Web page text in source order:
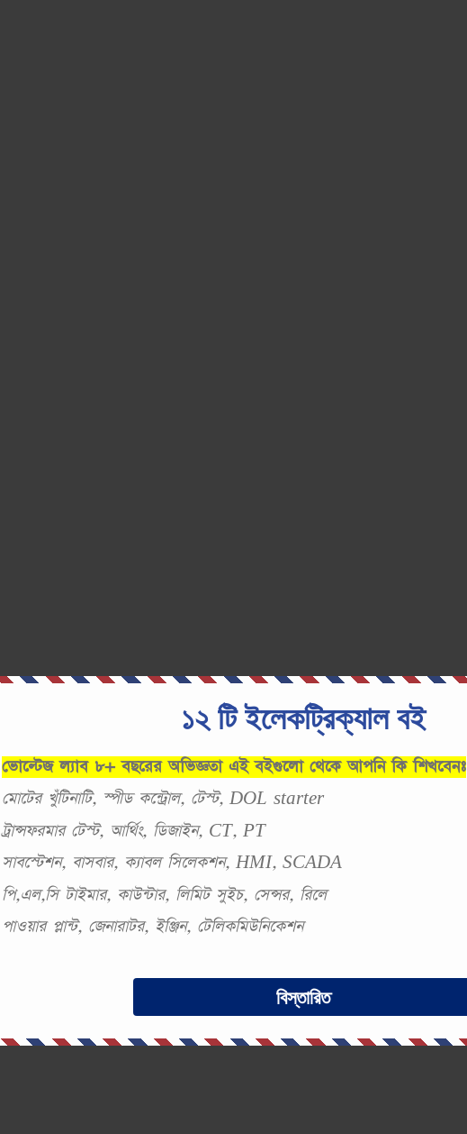
১২ টি ইলেকট্রিক্যাল বই
ভোল্টেজ ল্যাব ৮+ বছরের অভিজ্ঞতা এই বইগুলো থেকে আপনি কি শিখবেনঃ
মোটের খুঁটিনাটি, স্পীড কন্ট্রোল, টেস্ট, DOL starter
ট্রান্সফরমার টেস্ট, আর্থিং, ডিজাইন, CT, PT
সাবস্টেশন, বাসবার, ক্যাবল সিলেকশন, HMI, SCADA
পি,এল,সি টাইমার, কাউন্টার, লিমিট সুইচ, সেন্সর, রিলে
পাওয়ার প্লান্ট, জেনারাটর, ইঞ্জিন, টেলিকমিউনিকেশন
বিস্তারিত